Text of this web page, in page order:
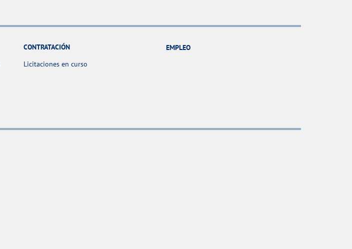
CONTRATACIÓN
Licitaciones en curso
EMPLEO